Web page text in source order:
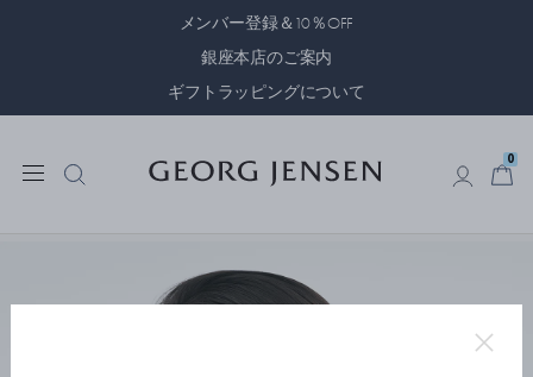
メンバー登録＆10％OFF
銀座本店のご案内
ギフトラッピングについて
0